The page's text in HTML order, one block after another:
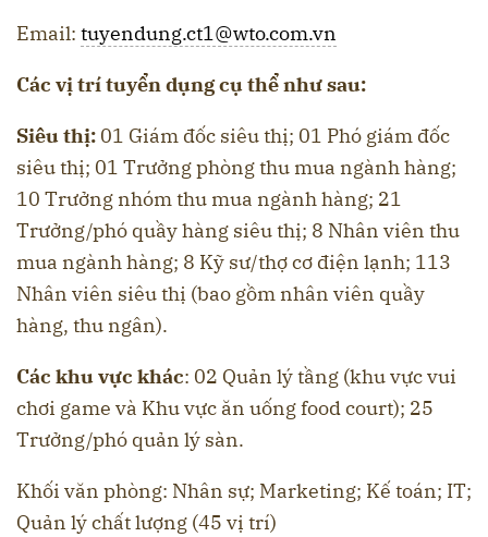
Email: tuyendung.ct1@wto.com.vn
Các vị trí tuyển dụng cụ thể như sau:
Siêu thị: 01 Giám đốc siêu thị; 01 Phó giám đốc
siêu thị; 01 Trưởng phòng thu mua ngành hàng;
10 Trưởng nhóm thu mua ngành hàng; 21
Trưởng/phó quầy hàng siêu thị; 8 Nhân viên thu
mua ngành hàng; 8 Kỹ sư/thợ cơ điện lạnh; 113
Nhân viên siêu thị (bao gồm nhân viên quầy
hàng, thu ngân).
Các khu vực khác: 02 Quản lý tầng (khu vực vui
chơi game và Khu vực ăn uống food court); 25
Trưởng/phó quản lý sàn.
Khối văn phòng: Nhân sự; Marketing; Kế toán; IT;
Quản lý chất lượng (45 vị trí)